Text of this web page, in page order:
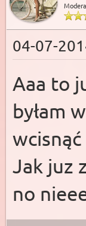
04-07-
Aaa to
byłam
Jak juz
no